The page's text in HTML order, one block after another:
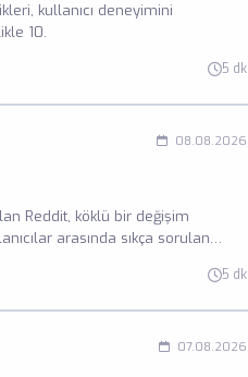
kullanıcı deneyimini
10.
5 dk
08.08.2026
Reddit, köklü bir değişim
arasında sıkça sorulan
5 dk
07.08.2026